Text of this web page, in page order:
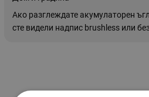
Ако разглеждате акумулаторен
сте видели надпис brushless или